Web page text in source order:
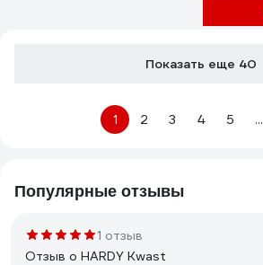
Показать еще 40
1 2 3 4 5 ...
Популярные отзывы
1 отзыв
Отзыв о HARDY Kwast